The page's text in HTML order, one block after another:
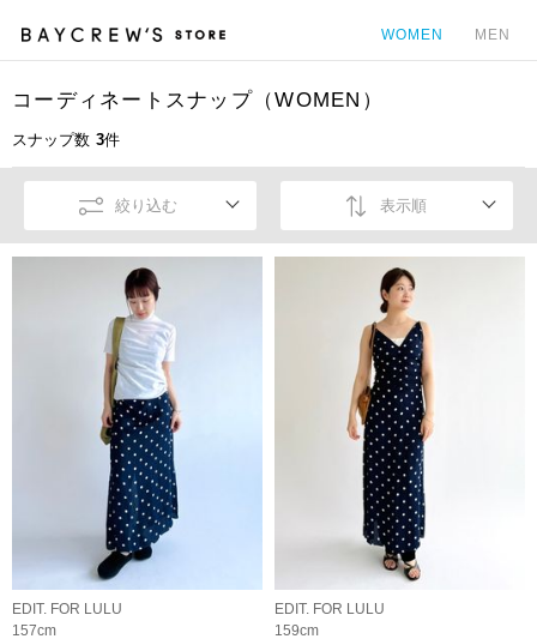
WOMEN MEN
コーディネートスナップ（WOMEN）
スナップ数 3件
絞り込む 表示順
EDIT. FOR LULU
157cm
EDIT. FOR LULU
159cm